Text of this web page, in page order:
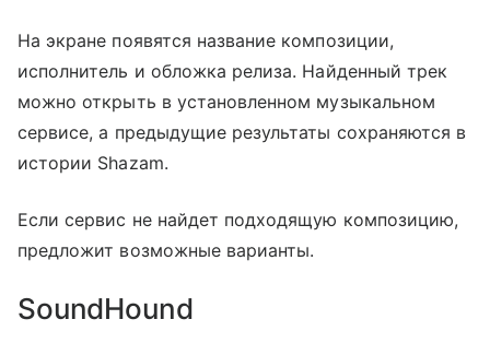
На экране появятся название композиции,
исполнитель и обложка релиза. Найденный трек
можно открыть в установленном музыкальном
сервисе, а предыдущие результаты сохраняются в
истории Shazam.
Если сервис не найдет подходящую композицию,
предложит возможные варианты.
SoundHound